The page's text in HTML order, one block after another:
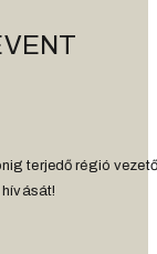
terjedő régió vezető